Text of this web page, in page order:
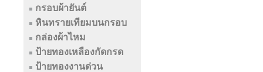
กรอบผ้ายันต์
หินทรายเทียมบนกรอบ
กล่องผ้าไหม
ป้ายทองเหลืองกัดกรด
ป้ายทองงานด่วน